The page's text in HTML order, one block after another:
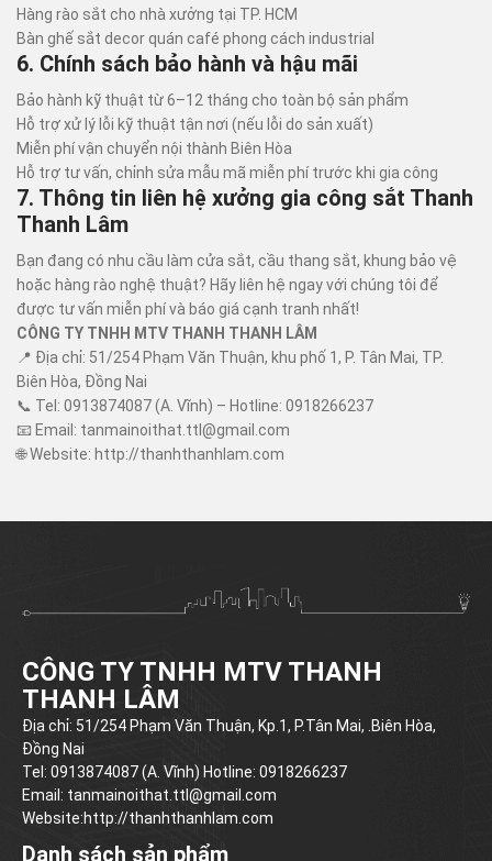
Hàng rào sắt cho nhà xưởng tại TP. HCM
Bàn ghế sắt decor quán café phong cách industrial
6. Chính sách bảo hành và hậu mãi
Bảo hành kỹ thuật từ 6–12 tháng cho toàn bộ sản phẩm
Hỗ trợ xử lý lỗi kỹ thuật tận nơi (nếu lỗi do sản xuất)
Miễn phí vận chuyển nội thành Biên Hòa
Hỗ trợ tư vấn, chỉnh sửa mẫu mã miễn phí trước khi gia công
7. Thông tin liên hệ xưởng gia công sắt Thanh
Thanh Lâm
Bạn đang có nhu cầu làm cửa sắt, cầu thang sắt, khung bảo vệ
hoặc hàng rào nghệ thuật? Hãy liên hệ ngay với chúng tôi để
được tư vấn miễn phí và báo giá cạnh tranh nhất!
CÔNG TY TNHH MTV THANH THANH LÂM
📍 Địa chỉ: 51/254 Phạm Văn Thuận, khu phố 1, P. Tân Mai, TP.
Biên Hòa, Đồng Nai
📞 Tel: 0913874087 (A. Vĩnh) – Hotline: 0918266237
📧 Email: tanmainoithat.ttl@gmail.com
🌐 Website: http://thanhthanhlam.com
CÔNG TY TNHH MTV THANH
THANH LÂM
Địa chỉ: 51/254 Phạm Văn Thuận, Kp.1, P.Tân Mai, .Biên Hòa,
Đồng Nai
Tel: 0913874087 (A. Vĩnh) Hotline: 0918266237
Email: tanmainoithat.ttl@gmail.com
Website:http://thanhthanhlam.com
Danh sách sản phẩm